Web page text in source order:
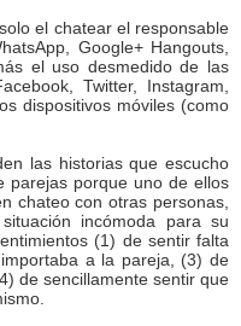
el chatear el responsable
Google+ Hangouts,
el uso desmedido de las
Twitter, Instagram,
dispositivos móviles (como
las historias que escucho
parejas porque uno de ellos
chateo con otras personas,
incómoda para su
(1) de sentir falta
a la pareja, (3) de
de sencillamente sentir que